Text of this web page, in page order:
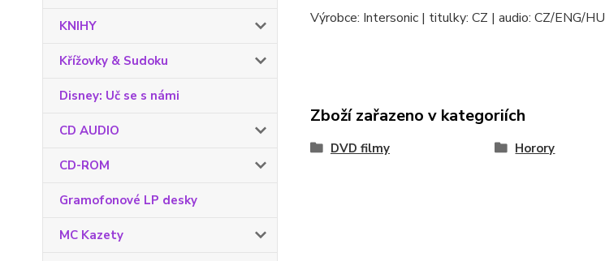
KNIHY
Křížovky & Sudoku
Disney: Uč se s námi
CD AUDIO
CD-ROM
Gramofonové LP desky
MC Kazety
Výrobce: Intersonic | titulky: CZ | audio: CZ/ENG/HU
Zboží zařazeno v kategoriích
DVD filmy Horory